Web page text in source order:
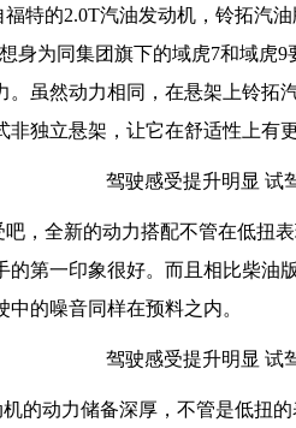
的2.0T汽油发动机，铃拓汽油
身为同集团旗下的域虎7和域虎
。虽然动力相同，在悬架上铃拓
独立悬架，让它在舒适性上有
全新的动力搭配不管在低扭
的第一印象很好。而且相比柴油
的噪音同样在预料之内。
动力储备深厚，不管是低扭的